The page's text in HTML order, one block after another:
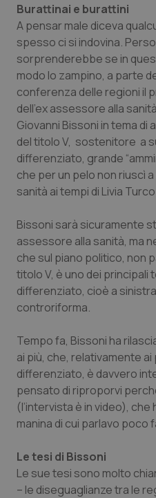
Quotidiano
Quotidiano
Rene & patologie
Salute orale &
Sangue &
Tiroide
Tumore al seno
Tumore ovarico
Tumori del
Tumori
Ulcera & Reflusso
Vaccini
Burattinai e burattini
A pensar male diceva
spesso ci si indovina.
sorprenderebbe se in
modo lo zampino, a parte
conferenza delle regioni il
dell’ex assessore alla
Giovanni Bissoni in tema di
del titolo V, sostenitore a
differenziato, grande
che per un pelo non riuscì
sanità ai tempi di Livia
Bissoni sarà sicuramente
assessore alla sanità, ma
che sul piano politico, non
titolo V, è uno dei principali
differenziato, cioè a
controriforma.
Tempo fa, Bissoni ha
ai più, che, relativamente
differenziato, è davvero
pensato di riproporvi
(l’intervista è in video),
manina di cui parlavo poco
Le tesi di Bissoni
Le sue tesi sono molto
– le diseguaglianze tra le